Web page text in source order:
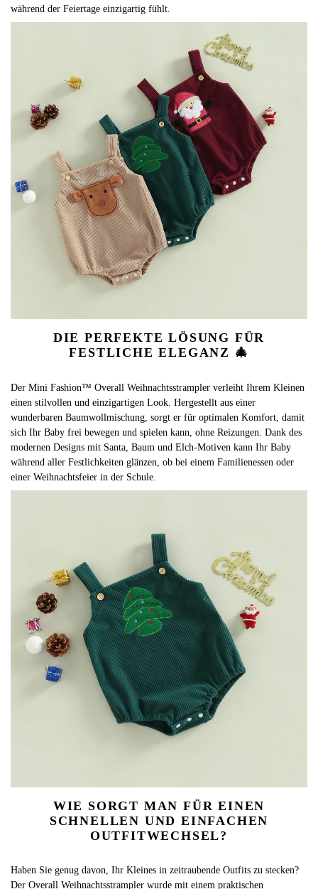
während der Feiertage einzigartig fühlt.
DIE PERFEKTE LÖSUNG FÜR
FESTLICHE ELEGANZ 🎄
Der Mini Fashion™ Overall Weihnachtsstrampler verleiht Ihrem Kleinen
einen stilvollen und einzigartigen Look. Hergestellt aus einer
wunderbaren Baumwollmischung, sorgt er für optimalen Komfort, damit
sich Ihr Baby frei bewegen und spielen kann, ohne Reizungen. Dank des
modernen Designs mit Santa, Baum und Elch-Motiven kann Ihr Baby
während aller Festlichkeiten glänzen, ob bei einem Familienessen oder
einer Weihnachtsfeier in der Schule.
WIE SORGT MAN FÜR EINEN
SCHNELLEN UND EINFACHEN
OUTFITWECHSEL?
Haben Sie genug davon, Ihr Kleines in zeitraubende Outfits zu stecken?
Der Overall Weihnachtsstrampler wurde mit einem praktischen